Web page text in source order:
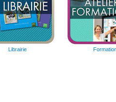
Librairie